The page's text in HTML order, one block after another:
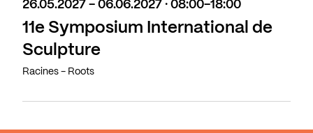
26.05.2027 - 06.06.2027 · 08:00-18:00
11e Symposium International de
Sculpture
Racines - Roots